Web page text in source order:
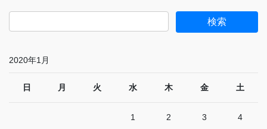
2020年1月
日 月 火 水 木 金 土
1 2 3 4